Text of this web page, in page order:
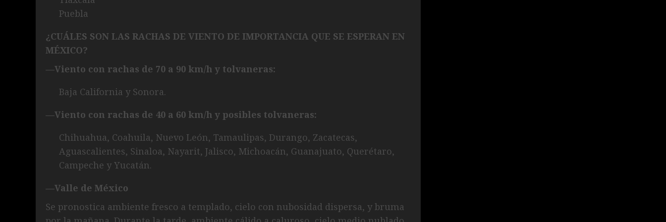
Puebla
¿CUÁLES SON LAS RACHAS DE VIENTO DE IMPORTANCIA QUE SE ESPERAN EN
MÉXICO?
—Viento con rachas de 70 a 90 km/h y tolvaneras:
Baja California y Sonora.
—Viento con rachas de 40 a 60 km/h y posibles tolvaneras:
Chihuahua, Coahuila, Nuevo León, Tamaulipas, Durango, Zacatecas,
Aguascalientes, Sinaloa, Nayarit, Jalisco, Michoacán, Guanajuato, Querétaro,
Campeche y Yucatán.
—Valle de México
Se pronostica ambiente fresco a templado, cielo con nubosidad dispersa, y bruma